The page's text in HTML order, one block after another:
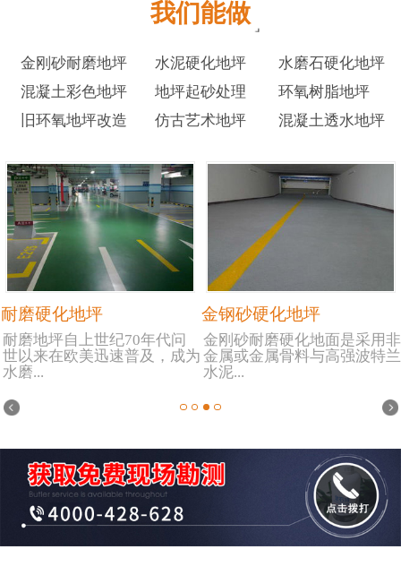
我们能做
金刚砂耐磨地坪 水泥硬化地坪
水磨石硬化地坪
混凝土彩色地坪
地坪起砂处理
环氧树脂地坪
旧环氧地坪改造
仿古艺术地坪 混凝土透水地坪
耐磨硬化地坪
耐磨地坪自上世纪70年代问
世以来在欧美迅速普及，成为
水磨...
金钢砂硬化地坪
金刚砂耐磨硬化地面是采用非
金属或金属骨料与高强波特兰
水泥...